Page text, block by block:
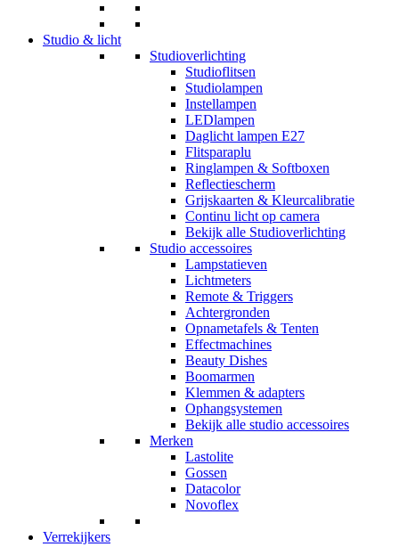
Studio & licht
Studioverlichting
Studioflitsen
Studiolampen
Instellampen
LEDlampen
Daglicht lampen E27
Flitsparaplu
Ringlampen & Softboxen
Reflectiescherm
Grijskaarten & Kleurcalibratie
Continu licht op camera
Bekijk alle Studioverlichting
Studio accessoires
Lampstatieven
Lichtmeters
Remote & Triggers
Achtergronden
Opnametafels & Tenten
Effectmachines
Beauty Dishes
Boomarmen
Klemmen & adapters
Ophangsystemen
Bekijk alle studio accessoires
Merken
Lastolite
Gossen
Datacolor
Novoflex
Verrekijkers